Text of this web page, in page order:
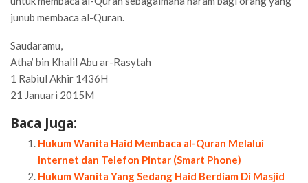
junub membaca al-Quran.
Saudaramu,
Atha’ bin Khalil Abu ar-Rasytah
1 Rabiul Akhir 1436H
21 Januari 2015M
Baca Juga:
Hukum Wanita Haid Membaca al-Quran Melalui
Internet dan Telefon Pintar (Smart Phone)
Hukum Wanita Yang Sedang Haid Berdiam Di Masjid